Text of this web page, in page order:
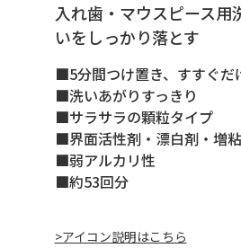
入れ歯・マウスピース
いをしっかり落とす
■5分間つけ置き、すすぐだ
■洗いあがりすっきり
■サラサラの顆粒タイプ
■界面活性剤・漂白剤・増
■弱アルカリ性
■約53回分
>アイコン説明はこちら